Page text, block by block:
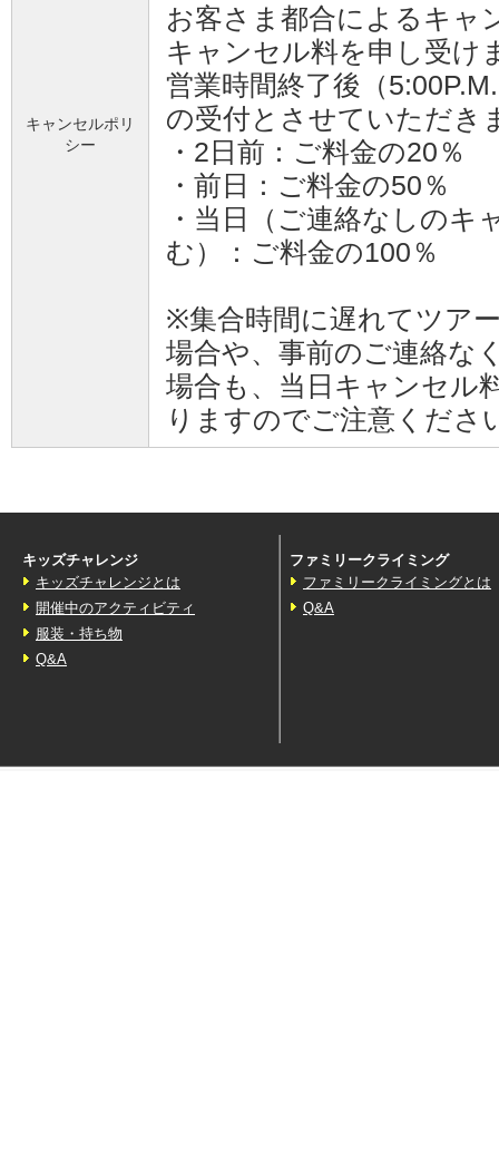
キャンセルポリ
シー
お客さま都合によるキャ
キャンセル料を申し受け
営業時間終了後（
の受付とさせていただき
・2日前：ご料金の20％
・前日：ご料金の50％
・当日（ご連絡なしのキ
む）：ご料金の100％
※集合時間に遅れてツア
場合や、事前のご連絡な
場合も、当日キャンセル
りますのでご注意くださ
キッズチャレンジ
キッズチャレンジとは
開催中のアクティビティ
服装・持ち物
Q&A
ファミリークライミング
ファミリークライミングとは
Q&A